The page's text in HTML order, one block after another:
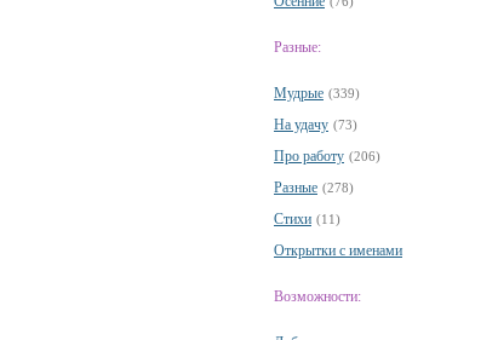
Разные:
Мудрые (339)
На удачу (73)
Про работу (206)
Разные (278)
Стихи (11)
Открытки с именами
Возможности: